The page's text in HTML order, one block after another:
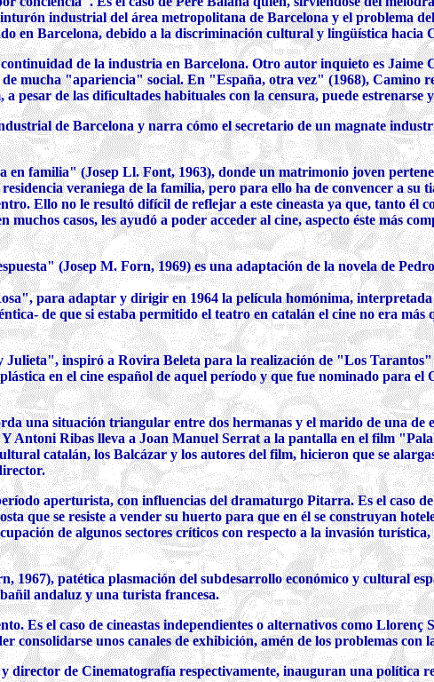
industrial del área metropolitana de Barcelona y el problema
en Barcelona, debido a la discriminación cultural y lingüística hacia
de la industria en Barcelona. Otro autor inquieto es Jaime
mucha "apariencia" social. En "España, otra vez" (1968), Camino
de las dificultades habituales con la censura, puede estrenarse
de Barcelona y narra cómo el secretario de un magnate
familia" (Josep Ll. Font, 1963), donde un matrimonio joven
veraniega de la familia, pero para ello ha de convencer a su
Ello no le resultó difícil de reflejar a este cineasta ya que, tanto él
casos, les ayudó a poder acceder al cine, aspecto éste más
(Josep M. Forn, 1969) es una adaptación de la novela de
para adaptar y dirigir en 1964 la película homónima,
de que si estaba permitido el teatro en catalán el cine no era más
inspiró a Rovira Beleta para la realización de "Los
en el cine español de aquel período y que fue nominado para el
una situación triangular entre dos hermanas y el marido de una de
Antoni Ribas lleva a Joan Manuel Serrat a la pantalla en el film
catalán, los Balcázar y los autores del film, hicieron que se
aperturista, con influencias del dramaturgo Pitarra. Es el caso
que se resiste a vender su huerto para que en él se construyan
de algunos sectores críticos con respecto a la invasión turística,
patética plasmación del subdesarrollo económico y cultural
andaluz y una turista francesa.
Es el caso de cineastas independientes o alternativos como
unos canales de exhibición, amén de los problemas con
de Cinematografía respectivamente, inauguran una política